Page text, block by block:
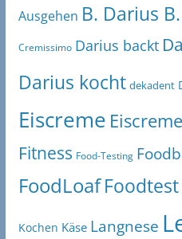
Ausgehen B. Darius B.
Cremissimo Darius backt
Darius kocht dekadent
Eiscreme
Fitness Food-Testing
FoodLoaf Foodtest
Kochen Käse Langnese